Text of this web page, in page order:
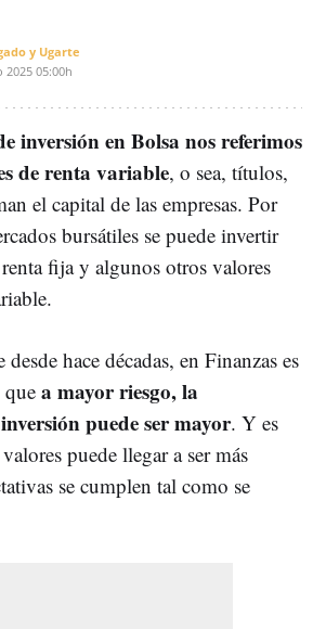
y Ugarte
202505:00h
inversión en Bolsa nos referimos
de renta variable, o sea, títulos,
el capital de las empresas. Por
bursátiles se puede invertir
fija y algunos otros valores
hace décadas, en Finanzas es
a mayor riesgo, la
puede ser mayor. Y es
puede llegar a ser más
se cumplen tal como se